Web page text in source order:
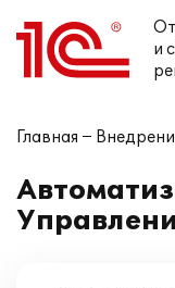
и
Главная